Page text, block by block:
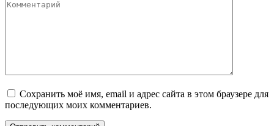
Сохранить моё имя, email и адрес сайта в этом браузере для
последующих моих комментариев.